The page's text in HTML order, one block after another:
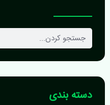
جستجو
کردن
دسته بندی